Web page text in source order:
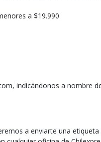
a $19.990
indicándonos a nombre
a enviarte una